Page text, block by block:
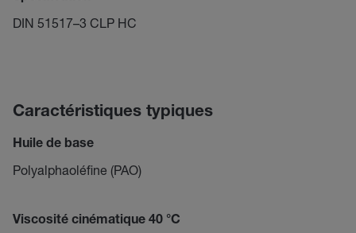
DIN 51517–3 CLP HC
Caractéristiques typiques
Huile de base
Polyalphaoléfine (PAO)
Viscosité cinématique 40 °C